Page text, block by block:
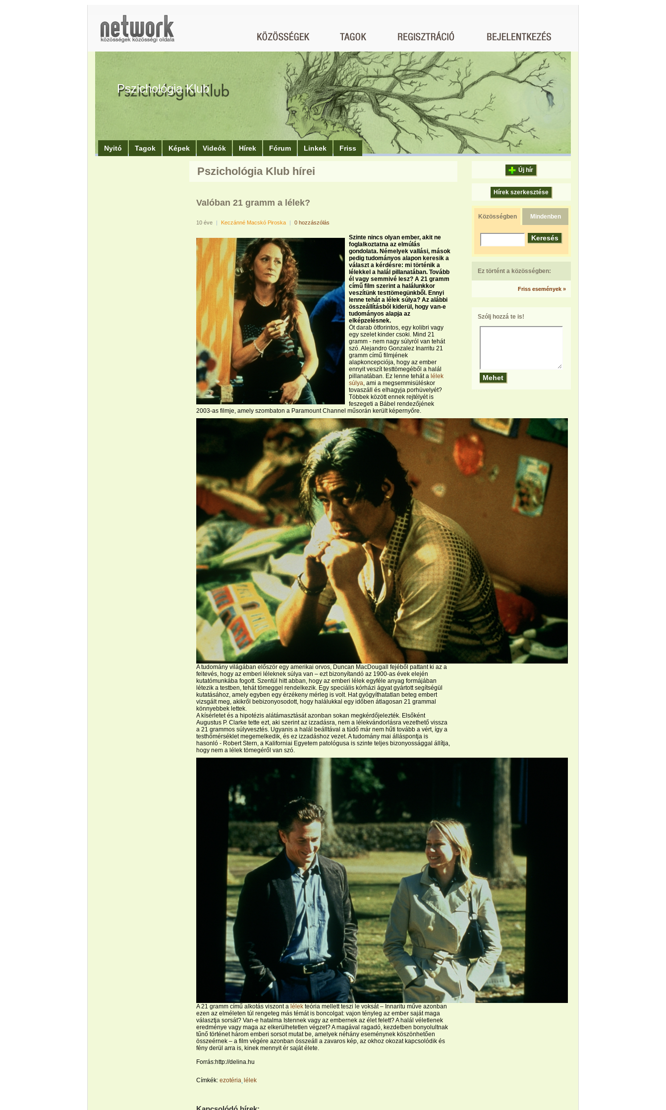
Pszichológia Klub
Nyitó Tagok Képek Videók Hírek Fórum Linkek Friss
Pszichológia Klub hírei
Valóban 21 gramm a lélek?
10 éve | Keczánné Macskó Piroska | 0 hozzászólás
Szinte nincs olyan ember, akit ne
foglalkoztatna az elmúlás
gondolata. Némelyek vallási, mások
pedig tudományos alapon keresik a
választ a kérdésre: mi történik a
lélekkel a halál pillanatában. Tovább
él vagy semmivé lesz? A 21 gramm
című film szerint a halálunkkor
veszítünk testtömegünkből. Ennyi
lenne tehát a lélek súlya? Az alábbi
összeállításból kiderül, hogy van-e
tudományos alapja az
elképzelésnek.
Öt darab ötforintos, egy kolibri vagy
egy szelet kinder csoki. Mind 21
gramm - nem nagy súlyról van tehát
szó. Alejandro Gonzalez Inarritu 21
gramm című filmjének
alapkoncepciója, hogy az ember
ennyit veszít testtömegéből a halál
pillanatában. Ez lenne tehát a lélek
súlya, ami a megsemmisüléskor
tovaszáll és elhagyja porhüvelyét?
Többek között ennek rejtélyét is
feszegeti a Bábel rendezőjének
2003-as filmje, amely szombaton a Paramount Channel műsorán került képernyőre.
A tudomány világában először egy amerikai orvos, Duncan MacDougall fejéből pattant ki az a
feltevés, hogy az emberi léleknek súlya van – ezt bizonyítandó az 1900-as évek elején
kutatómunkába fogott. Szentül hitt abban, hogy az emberi lélek egyféle anyag formájában
létezik a testben, tehát tömeggel rendelkezik. Egy speciális kórházi ágyat gyártott segítségül
kutatásához, amely egyben egy érzékeny mérleg is volt. Hat gyógyíthatatlan beteg embert
vizsgált meg, akikről bebizonyosodott, hogy halálukkal egy időben átlagosan 21 grammal
könnyebbek lettek.
A kísérletet és a hipotézis alátámasztását azonban sokan megkérdőjelezték. Elsőként
Augustus P. Clarke tette ezt, aki szerint az izzadásra, nem a lélekvándorlásra vezethető vissza
a 21 grammos súlyvesztés. Ugyanis a halál beálltával a tüdő már nem hűti tovább a vért, így a
testhőmérséklet megemelkedik, és ez izzadáshoz vezet. A tudomány mai álláspontja is
hasonló - Robert Stern, a Kaliforniai Egyetem patológusa is szinte teljes bizonyossággal állítja,
hogy nem a lélek tömegéről van szó.
A 21 gramm című alkotás viszont a lélek teória mellett teszi le voksát – Innaritu műve azonban
ezen az elméleten túl rengeteg más témát is boncolgat: vajon tényleg az ember saját maga
választja sorsát? Van-e hatalma Istennek vagy az embernek az élet felett? A halál véletlenek
eredménye vagy maga az elkerülhetetlen végzet? A magával ragadó, kezdetben bonyolultnak
tűnő történet három emberi sorsot mutat be, amelyek néhány eseménynek köszönhetően
összeérnek – a film végére azonban összeáll a zavaros kép, az okhoz okozat kapcsolódik és
fény derül arra is, kinek mennyit ér saját élete.
Forrás:http://delina.hu
Címkék: ezotéria lélek
Új hír
Hírek szerkesztése
Közösségben Mindenben
Ez történt a közösségben:
Friss események »
Szólj hozzá te is!